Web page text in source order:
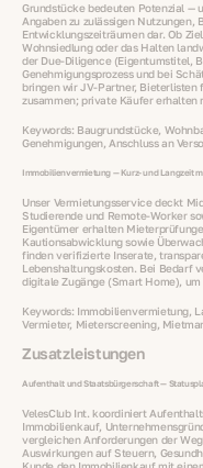
Grundstücke bedeuten Potenzial —
Angaben zu zulässigen
Entwicklungszeiträumen dar. Ob
Wohnsiedlung oder das Halten
der Due‑Diligence (Eigentumstitel,
Genehmigungsprozess und bei
bringen wir JV‑Partner,
zusammen; private Käufer
Keywords: Baugrundstücke,
Genehmigungen, Anschluss an
Immobilienvermietung — Kurz‑ und Langzeit
Unser Vermietungsservice deckt
Studierende und Remote‑Worker
Eigentümer erhalten
Kautionsabwicklung sowie
finden verifizierte Inserate,
Lebenshaltungskosten. Bei Bedarf
digitale Zugänge (Smart Home),
Keywords: Immobilienvermietung,
Vermieter, Mieterscreening,
Zusatzleistungen
Aufenthalt und Staatsbürgerschaft —
VelesClub Int. koordiniert
Immobilienkauf,
vergleichen Anforderungen der
Auswirkungen auf Steuern,